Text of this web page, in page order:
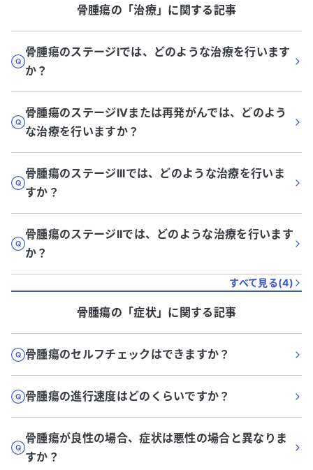
骨腫瘍の「治療」に関する記事
骨腫瘍のステージIでは、どのような治療を行います
か？
骨腫瘍のステージIVまたは再発がんでは、どのよう
な治療を行いますか？
骨腫瘍のステージIIIでは、どのような治療を行いま
すか？
骨腫瘍のステージIIでは、どのような治療を行います
か？
すべて見る(4)
骨腫瘍の「症状」に関する記事
骨腫瘍のセルフチェックはできますか？
骨腫瘍の進行速度はどのくらいですか？
骨腫瘍が良性の場合、症状は悪性の場合と異なりま
すか？